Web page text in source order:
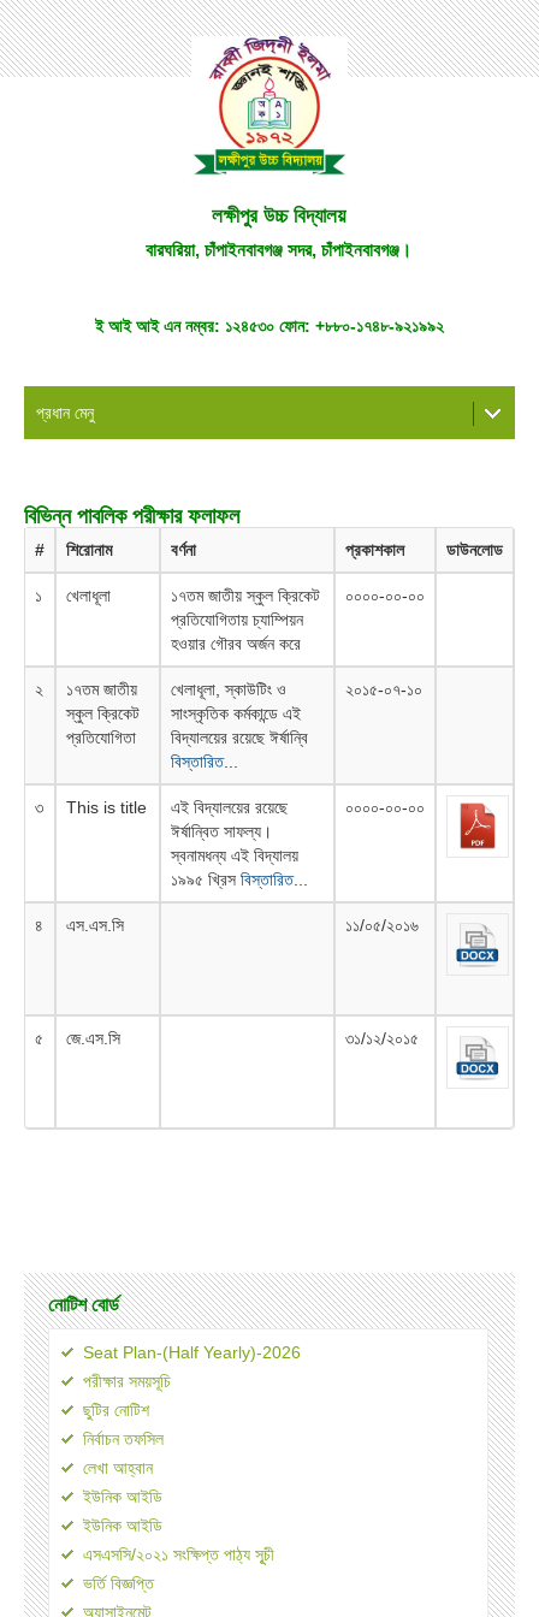
লক্ষীপুর উচ্চ বিদ্যালয়
বারঘরিয়া, চাঁপাইনবাবগঞ্জ সদর, চাঁপাইনবাবগঞ্জ।
ই আই আই এন নম্বর: ১২৪৫৩০ ফোন: +৮৮০-১৭৪৮-৯২১৯৯২
প্রধান মেনু
বিভিন্ন পাবলিক পরীক্ষার ফলাফল
# শিরোনাম বর্ণনা প্রকাশকাল ডাউনলোড
১ খেলাধূলা
১৭তম জাতীয় স্কুল ক্রিকেট
প্রতিযোগিতায় চ্যাম্পিয়ন
হওয়ার গৌরব অর্জন করে
০০০০-০০-০০
২
১৭তম জাতীয়
স্কুল ক্রিকেট
প্রতিযোগিতা
খেলাধূলা, স্কাউটিং ও
সাংস্কৃতিক কর্মকান্ডে এই
বিদ্যালয়ের রয়েছে ঈর্ষান্বি
বিস্তারিত...
২০১৫-০৭-১০
৩ This is title
এই বিদ্যালয়ের রয়েছে
ঈর্ষান্বিত সাফল্য।
স্বনামধন্য এই বিদ্যালয়
১৯৯৫ খ্রিস বিস্তারিত...
০০০০-০০-০০
৪ এস.এস.সি ১১/০৫/২০১৬
৫ জে.এস.সি ৩১/১২/২০১৫
নোটিশ বোর্ড
Seat Plan-(Half Yearly)-2026
পরীক্ষার সময়সূচি
ছুটির নোটিশ
নির্বাচন তফসিল
লেখা আহ্বান
ইউনিক আইডি
ইউনিক আইডি
এসএসসি/২০২১ সংক্ষিপ্ত পাঠ্য সূূচী
ভর্তি বিজ্ঞপ্তি
অ্যাসাইনমেন্ট